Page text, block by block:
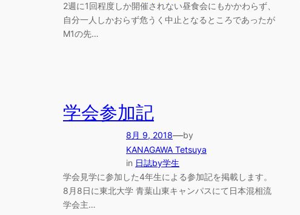
2週に1回程度しか開催されない昼食会にもかかわらず、
自分一人しかおらず危うく中止となるところであったが
M1の先…
学会参加記
8月 9, 2018—by
KANAGAWA Tetsuya
in 日誌by学生
学会見学に参加した4年生による参加記を掲載します。
8月8日に東北大学 青葉山東キャンパスにて日本混相流
学会主…